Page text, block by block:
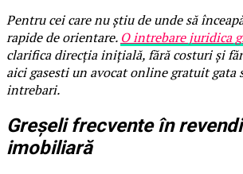
Pentru cei care nu știu de unde să
rapide de orientare. O intrebare juridica
clarifica direcția inițială, fără costuri și
aici gasesti un avocat online gratuit gata
intrebari.
Greșeli frecvente în
imobiliară